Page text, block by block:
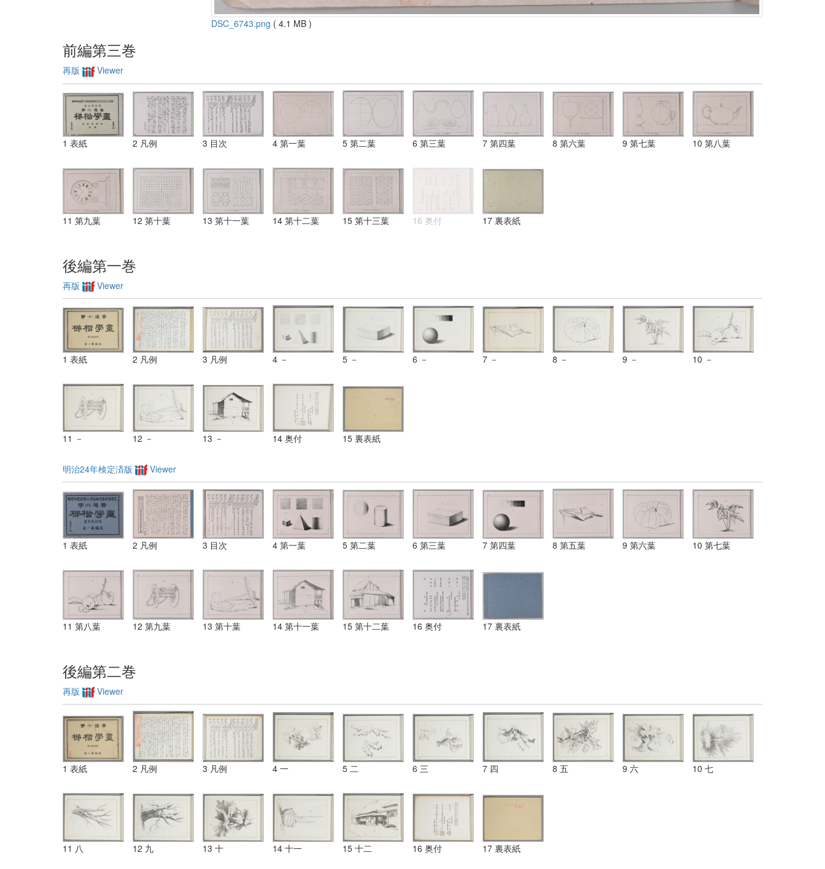
DSC_6743.png ( 4.1 MB )
前編第三巻
再版 Viewer
1 表紙 2 凡例 3 目次 4 第一葉 5 第二葉 6 第三葉 7 第四葉 8 第六葉 9 第七葉 10 第八葉
11 第九葉 12 第十葉 13 第十一葉 14 第十二葉 15 第十三葉 16 奥付 17 裏表紙
後編第一巻
再版 Viewer
1 表紙 2 凡例 3 凡例 4 － 5 － 6 － 7 － 8 － 9 － 10 －
11 － 12 － 13 － 14 奥付 15 裏表紙
明治24年検定済版 Viewer
1 表紙 2 凡例 3 目次 4 第一葉 5 第二葉 6 第三葉 7 第四葉 8 第五葉 9 第六葉 10 第七葉
11 第八葉 12 第九葉 13 第十葉 14 第十一葉 15 第十二葉 16 奥付 17 裏表紙
後編第二巻
再版 Viewer
1 表紙 2 凡例 3 凡例 4 一 5 二 6 三 7 四 8 五 9 六 10 七
11 八 12 九 13 十 14 十一 15 十二 16 奥付 17 裏表紙